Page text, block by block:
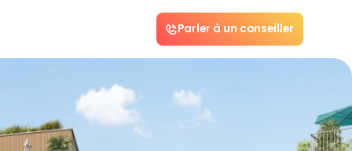
Parler à un conseiller